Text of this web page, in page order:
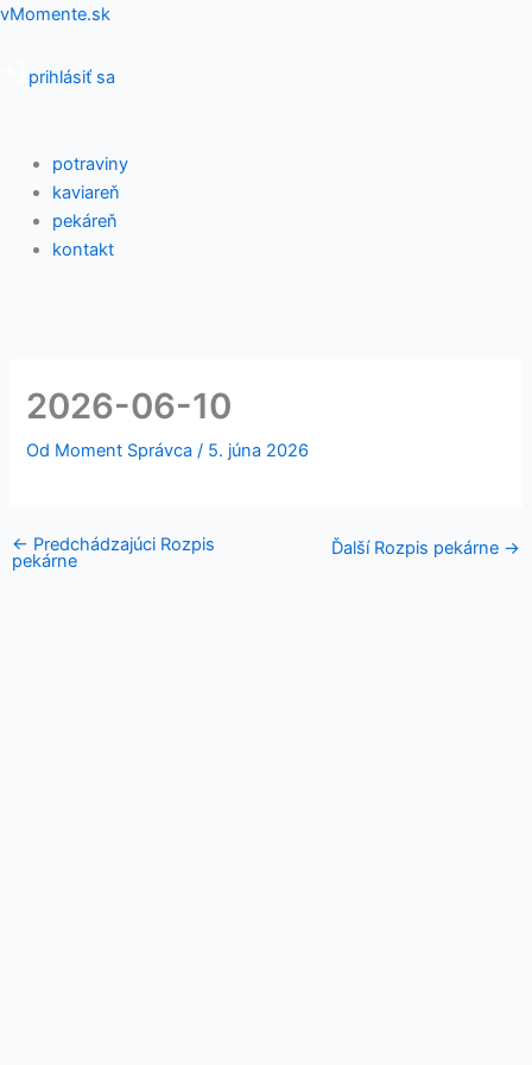
Preskočiť
obsah
vMomente.sk
prihlásiť sa
Menu
potraviny
kaviareň
pekáreň
kontakt
2026-06-10
Od Moment Správca/ 5. júna 2026
← Predchádzajúci Rozpis
pekárne
Ďalší Rozpis pekárne →